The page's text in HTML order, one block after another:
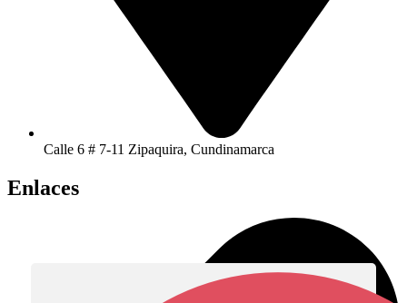
Calle 6 # 7-11 Zipaquira, Cundinamarca
Enlaces